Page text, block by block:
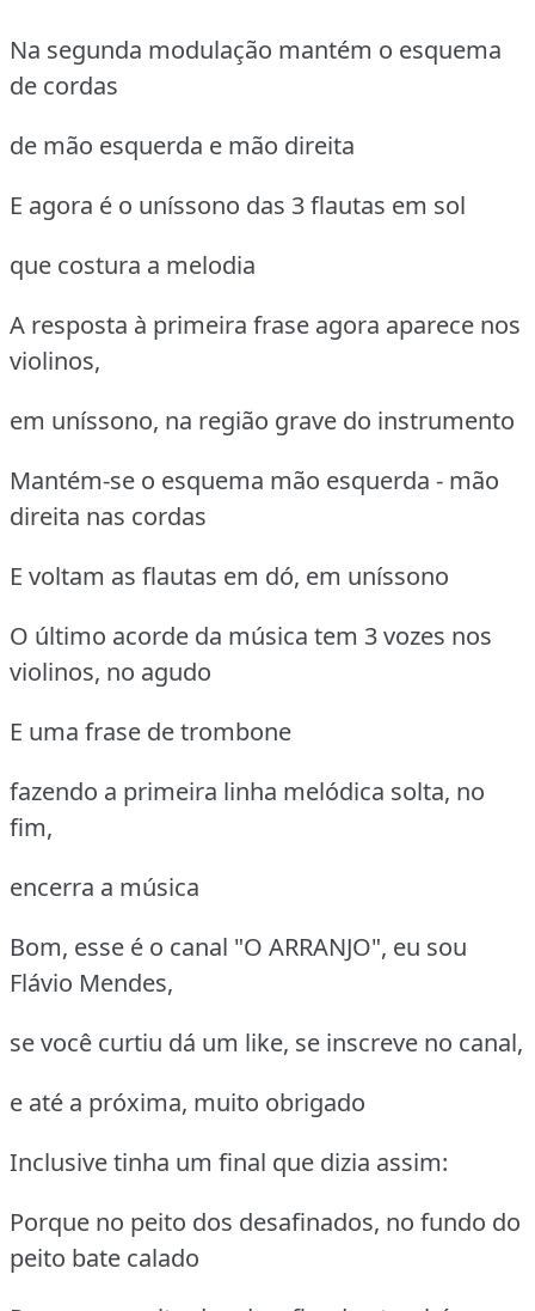
Na segunda modulação mantém o esquema
de cordas
de mão esquerda e mão direita
E agora é o uníssono das 3 flautas em sol
que costura a melodia
A resposta à primeira frase agora aparece nos
violinos,
em uníssono, na região grave do instrumento
Mantém-se o esquema mão esquerda - mão
direita nas cordas
E voltam as flautas em dó, em uníssono
O último acorde da música tem 3 vozes nos
violinos, no agudo
E uma frase de trombone
fazendo a primeira linha melódica solta, no
fim,
encerra a música
Bom, esse é o canal "O ARRANJO", eu sou
Flávio Mendes,
se você curtiu dá um like, se inscreve no canal,
e até a próxima, muito obrigado
Inclusive tinha um final que dizia assim:
Porque no peito dos desafinados, no fundo do
peito bate calado